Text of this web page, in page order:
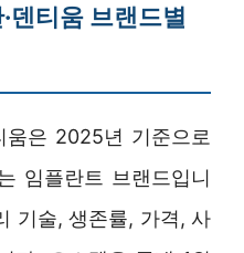
덴티움 브랜드별
움은 2025년 기준으로
임플란트 브랜드입니
기술, 생존률, 가격, 사